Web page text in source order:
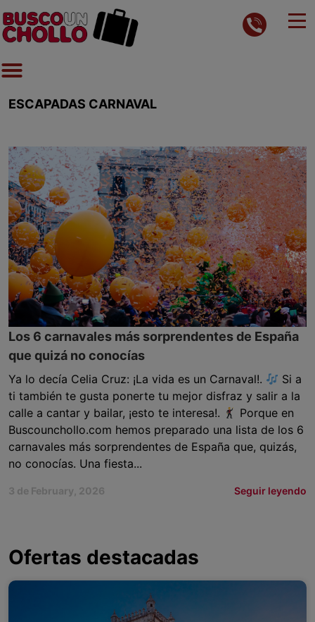
ESCAPADAS CARNAVAL
Los 6 carnavales más sorprendentes de España
que quizá no conocías
Ya lo decía Celia Cruz: ¡La vida es un Carnaval!.
Si a
ti también te gusta ponerte tu mejor disfraz y salir a la
calle a cantar y bailar, ¡esto te interesa!.
Porque en
Buscounchollo.com hemos preparado una lista de los 6
carnavales más sorprendentes de España que, quizás,
no conocías. Una fiesta...
3 de February, 2026 Seguir leyendo
Ofertas destacadas